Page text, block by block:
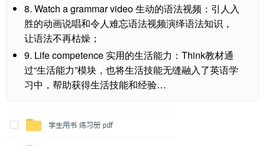
8. Watch a grammar video 生动的语法视频：引人入
胜的动画说唱和令人难忘语法视频演绎语法知识，
让语法不再枯燥；
9. Life competence 实用的生活能力：Think教材通
过“生活能力”模块，也将生活技能无缝融入了英语学
习中，帮助获得生活技能和经验…